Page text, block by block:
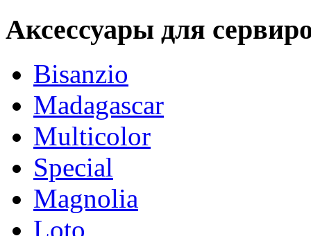
Аксессуары для
Bisanzio
Madagascar
Multicolor
Special
Magnolia
Loto